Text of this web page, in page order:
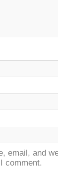
email, and
comment.